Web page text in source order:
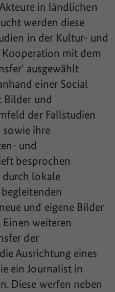
in ländlichen
werden diese
in der Kultur- und
mit dem
ausgewählt
einer Social
Bilder und
der Fallstudien
ihre
und
besprochen
durch lokale
und eigene Bilder
weiteren
der
Ausrichtung eines
ein Journalist in
Diese werfen neben